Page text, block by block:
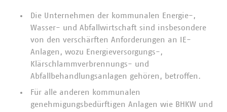
Die Unternehmen der kommunalen Energie-,
Wasser- und Abfallwirtschaft sind insbesondere
von den verschärften Anforderungen an IE-
Anlagen, wozu Energieversorgungs-,
Klärschlammverbrennungs- und
Abfallbehandlungsanlagen gehören, betroffen.
Für alle anderen kommunalen
genehmigungsbedürftigen Anlagen wie BHKW und